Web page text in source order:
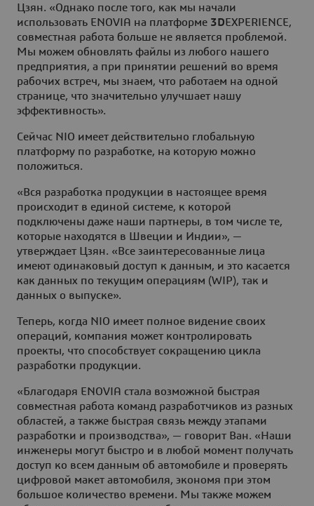
Цзян. «Однако после того, как мы начали
использовать ENOVIA на платформе 3DEXPERIENCE,
совместная работа больше не является проблемой.
Мы можем обновлять файлы из любого нашего
предприятия, а при принятии решений во время
рабочих встреч, мы знаем, что работаем на одной
странице, что значительно улучшает нашу
эффективность».
Сейчас NIO имеет действительно глобальную
платформу по разработке, на которую можно
положиться.
«Вся разработка продукции в настоящее время
происходит в единой системе, к которой
подключены даже наши партнеры, в том числе те,
которые находятся в Швеции и Индии», —
утверждает Цзян. «Все заинтересованные лица
имеют одинаковый доступ к данным, и это касается
как данных по текущим операциям (WIP), так и
данных о выпуске».
Теперь, когда NIO имеет полное видение своих
операций, компания может контролировать
проекты, что способствует сокращению цикла
разработки продукции.
«Благодаря ENOVIA стала возможной быстрая
совместная работа команд разработчиков из разных
областей, а также быстрая связь между этапами
разработки и производства», — говорит Ван. «Наши
инженеры могут быстро и в любой момент получать
доступ ко всем данным об автомобиле и проверять
цифровой макет автомобиля, экономя при этом
большое количество времени. Мы также можем